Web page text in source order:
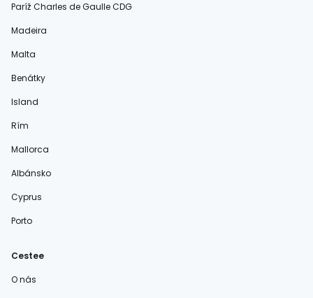
Paríž Charles de Gaulle CDG
Madeira
Malta
Benátky
Island
Rím
Mallorca
Albánsko
Cyprus
Porto
Cestee
O nás